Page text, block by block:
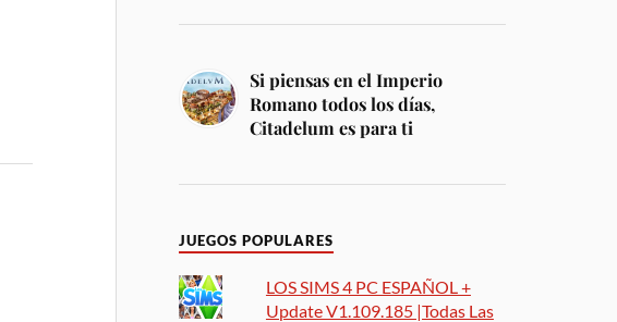
Si piensas en el Imperio
Romano todos los días,
Citadelum es para ti
JUEGOS POPULARES
LOS SIMS 4 PC ESPAÑOL +
Update V1.109.185 |Todas Las